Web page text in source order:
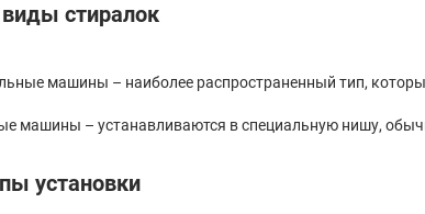
стиралок
машины – наиболее распространенный тип,
машины – устанавливаются в специальную нишу,
установки